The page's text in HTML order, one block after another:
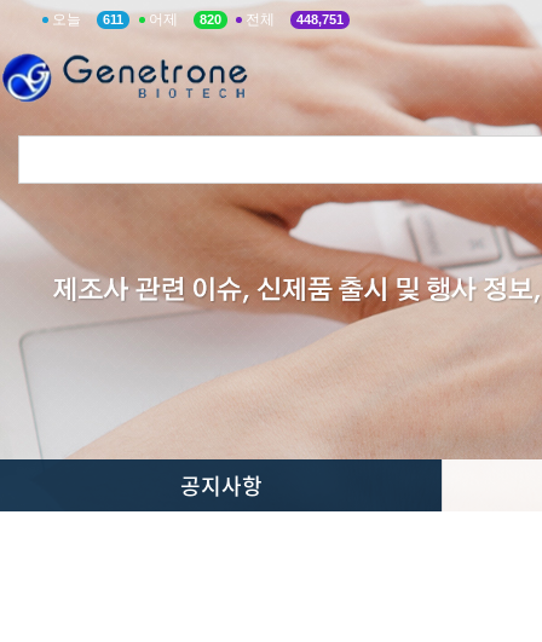
오늘 611 어제 820 전체 448,751
공지사항